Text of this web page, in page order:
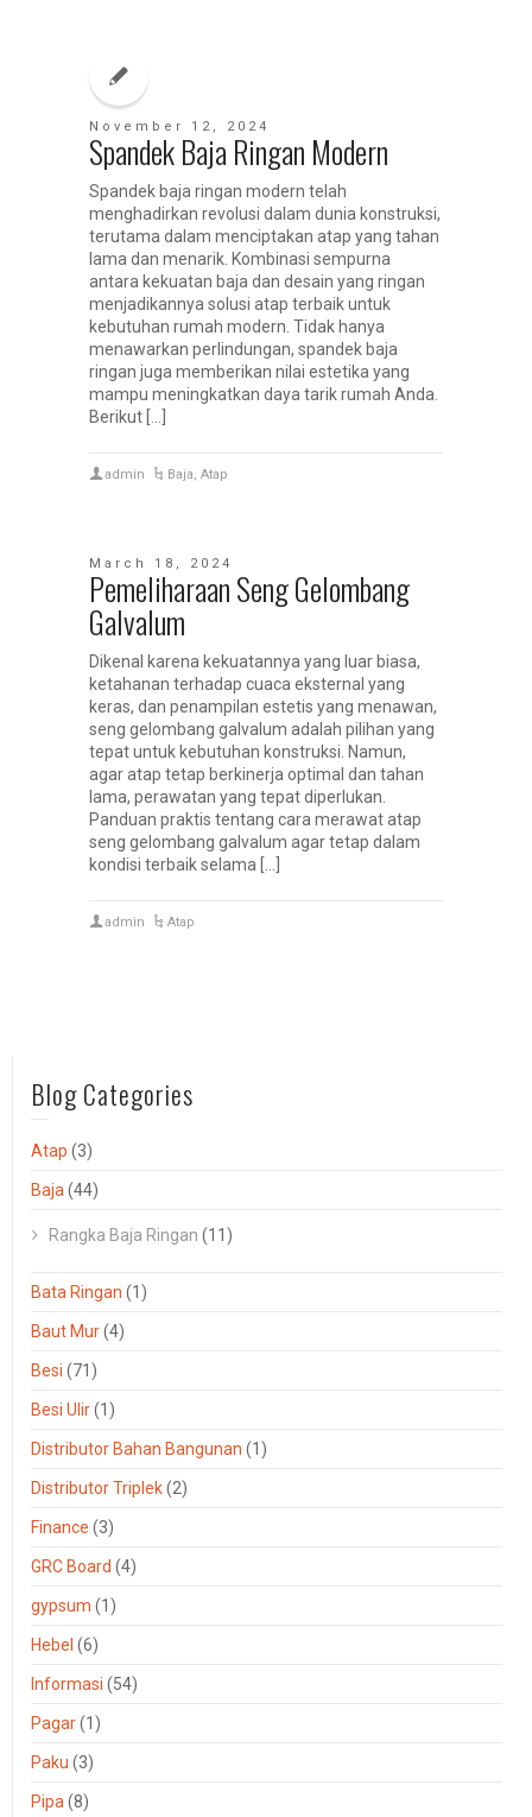
November 12, 2024
Spandek Baja Ringan Modern
Spandek baja ringan modern telah
menghadirkan revolusi dalam dunia konstruksi,
terutama dalam menciptakan atap yang tahan
lama dan menarik. Kombinasi sempurna
antara kekuatan baja dan desain yang ringan
menjadikannya solusi atap terbaik untuk
kebutuhan rumah modern. Tidak hanya
menawarkan perlindungan, spandek baja
ringan juga memberikan nilai estetika yang
mampu meningkatkan daya tarik rumah Anda.
Berikut […]
admin Baja,Atap
March 18, 2024
Pemeliharaan Seng Gelombang
Galvalum
Dikenal karena kekuatannya yang luar biasa,
ketahanan terhadap cuaca eksternal yang
keras, dan penampilan estetis yang menawan,
seng gelombang galvalum adalah pilihan yang
tepat untuk kebutuhan konstruksi. Namun,
agar atap tetap berkinerja optimal dan tahan
lama, perawatan yang tepat diperlukan.
Panduan praktis tentang cara merawat atap
seng gelombang galvalum agar tetap dalam
kondisi terbaik selama […]
admin Atap
Blog Categories
Atap (3)
Baja (44)
Rangka Baja Ringan (11)
Bata Ringan (1)
Baut Mur(4)
Besi (71)
Besi Ulir(1)
Distributor Bahan Bangunan (1)
Distributor Triplek(2)
Finance (3)
GRC Board (4)
gypsum (1)
Hebel (6)
Informasi (54)
Pagar(1)
Paku (3)
Pipa (8)